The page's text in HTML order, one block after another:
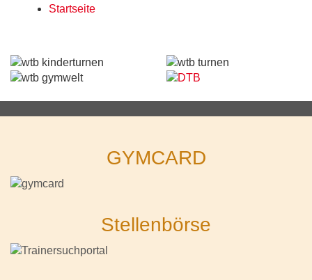
Startseite
GYMCARD
Stellenbörse